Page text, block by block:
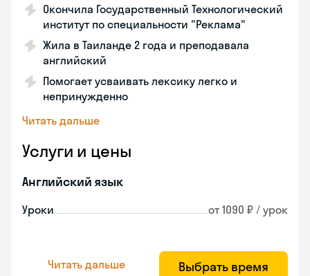
Окончила Государственный Технологический
институт по специальности "Реклама"
Жила в Таиланде 2 года и преподавала
английский
Помогает усваивать лексику легко и
непринужденно
Читать дальше
Услуги и цены
Английский язык
Уроки от 1090 ₽ / урок
Читать дальше Выбрать время